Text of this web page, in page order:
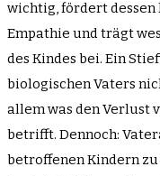
wichtig, fördert
Empathie und trägt
des Kindes bei. Ein
biologischen Vaters
allem was den Verlust
betrifft. Dennoch:
betroffenen Kindern